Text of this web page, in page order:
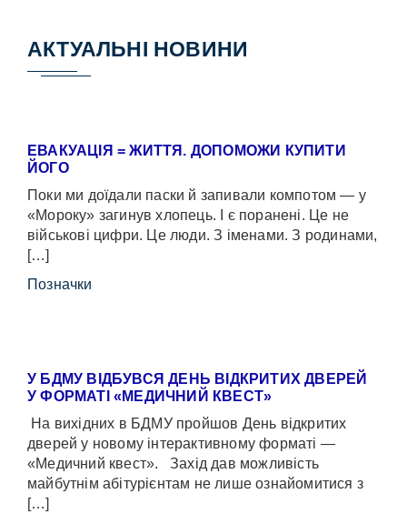
АКТУАЛЬНІ НОВИНИ
ЕВАКУАЦІЯ = ЖИТТЯ. ДОПОМОЖИ КУПИТИ
ЙОГО
Поки ми доїдали паски й запивали компотом — у
«Мороку» загинув хлопець. І є поранені. Це не
військові цифри. Це люди. З іменами. З родинами,
[…]
Позначки
У БДМУ ВІДБУВСЯ ДЕНЬ ВІДКРИТИХ ДВЕРЕЙ
У ФОРМАТІ «МЕДИЧНИЙ КВЕСТ»
На вихідних в БДМУ пройшов День відкритих
дверей у новому інтерактивному форматі —
«Медичний квест». Захід дав можливість
майбутнім абітурієнтам не лише ознайомитися з
[…]